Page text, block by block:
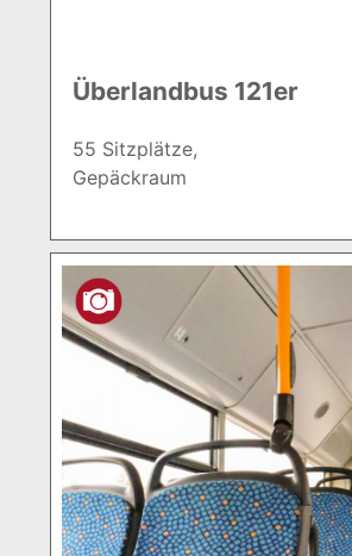
Überlandbus 121er
55 Sitzplätze,
Gepäckraum